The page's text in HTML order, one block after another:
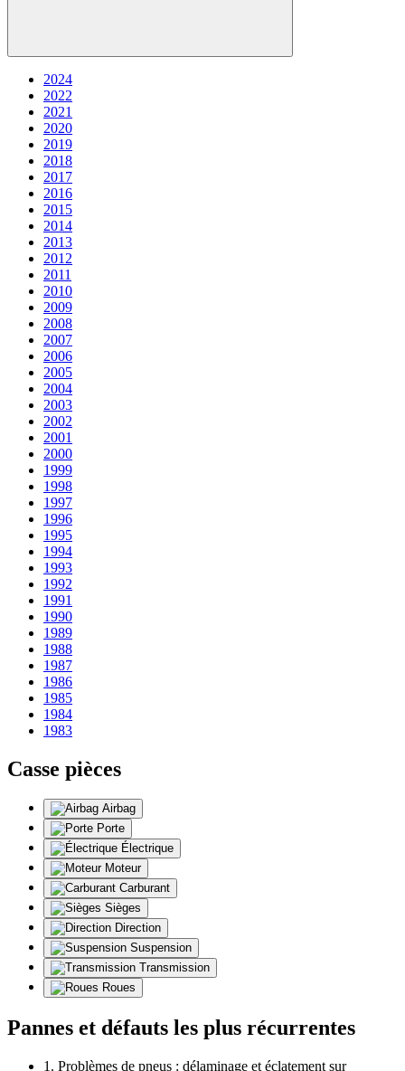
2024
2022
2021
2020
2019
2018
2017
2016
2015
2014
2013
2012
2011
2010
2009
2008
2007
2006
2005
2004
2003
2002
2001
2000
1999
1998
1997
1996
1995
1994
1993
1992
1991
1990
1989
1988
1987
1986
1985
1984
1983
Casse pièces
Airbag
Porte
Électrique
Moteur
Carburant
Sièges
Direction
Suspension
Transmission
Roues
Pannes et défauts les plus récurrentes
1. Problèmes de pneus : délaminage et éclatement sur